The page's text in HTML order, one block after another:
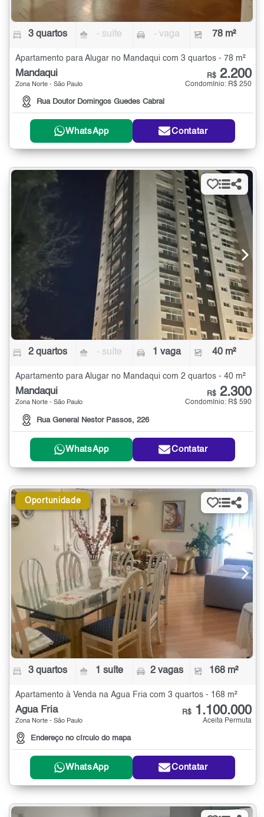
3 quartos - suíte - vaga 78 m²
Apartamento para Alugar no Mandaqui com 3 quartos - 78 m²
Mandaqui
Zona Norte - São Paulo
Rua Doutor Domingos Guedes Cabral
R$ 2.200
Condomínio: R$ 250
WhatsApp Contatar
2 quartos - suíte 1 vaga 40 m²
Apartamento para Alugar no Mandaqui com 2 quartos - 40 m²
Mandaqui
Zona Norte - São Paulo
Rua General Nestor Passos, 226
R$ 2.300
Condomínio: R$ 590
WhatsApp Contatar
Oportunidade
3 quartos 1 suíte 2 vagas 168 m²
Apartamento à Venda na Água Fria com 3 quartos - 168 m²
Água Fria
Zona Norte - São Paulo
Endereço no círculo do mapa
R$ 1.100.000
Aceita Permuta
WhatsApp Contatar